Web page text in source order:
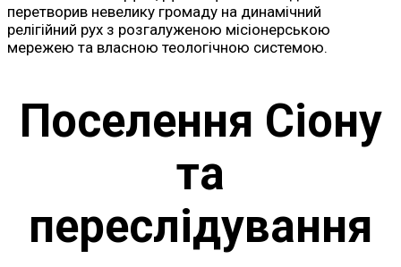
перетворив невелику громаду на динамічний
релігійний рух з розгалуженою місіонерською
мережею та власною теологічною системою.
Поселення Сіону
та
переслідування